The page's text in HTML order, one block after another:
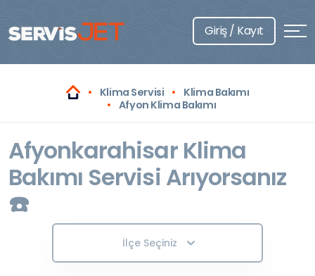
Giriş / Kayıt
Klima Servisi
Klima Bakımı
Afyon Klima Bakımı
Afyonkarahisar Klima
Bakımı Servisi Arıyorsanız
☎️
İlçe Seçiniz